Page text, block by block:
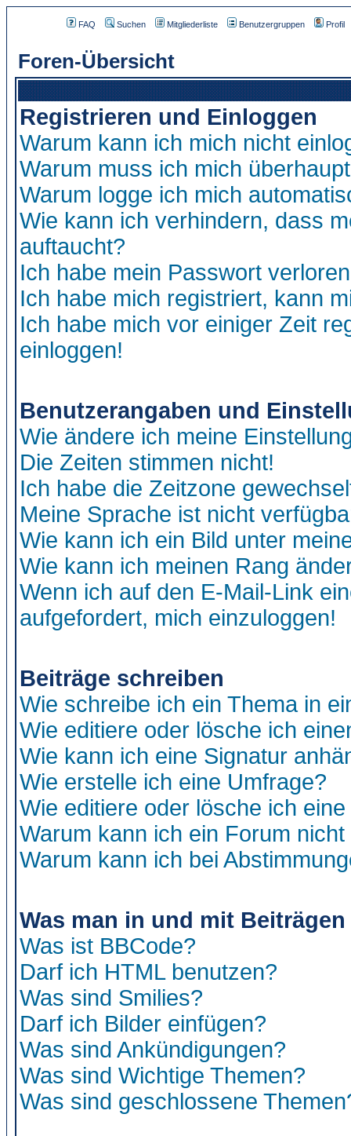
FAQ Suchen Mitgliederliste Benutzergruppen Profil
Foren-Übersicht
Registrieren und Einloggen
Warum kann ich mich nicht
Warum muss ich mich
Warum logge ich mich
Wie kann ich verhindern, dass
auftaucht?
Ich habe mein Passwort
Ich habe mich registriert, kann
Ich habe mich vor einiger Zeit
einloggen!
Benutzerangaben und
Wie ändere ich meine
Die Zeiten stimmen nicht!
Ich habe die Zeitzone
Meine Sprache ist nicht
Wie kann ich ein Bild unter
Wie kann ich meinen Rang
Wenn ich auf den E-Mail-Link
aufgefordert, mich einzuloggen!
Beiträge schreiben
Wie schreibe ich ein Thema in
Wie editiere oder lösche ich
Wie kann ich eine Signatur
Wie erstelle ich eine Umfrage?
Wie editiere oder lösche ich
Warum kann ich ein Forum
Warum kann ich bei
Was man in und mit
Was ist BBCode?
Darf ich HTML benutzen?
Was sind Smilies?
Darf ich Bilder einfügen?
Was sind Ankündigungen?
Was sind Wichtige Themen?
Was sind geschlossene